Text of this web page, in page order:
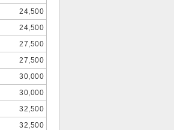
24,500
24,500
27,500
27,500
30,000
30,000
32,500
32,500